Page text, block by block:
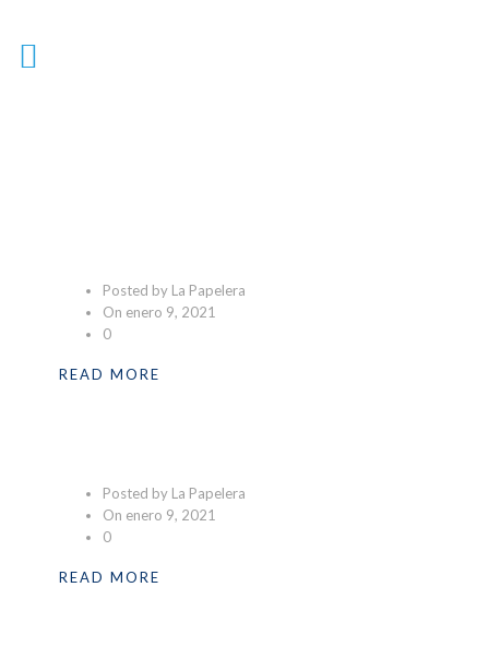
Posted by La Papelera
On enero 9, 2021
0
READ MORE
Posted by La Papelera
On enero 9, 2021
0
READ MORE